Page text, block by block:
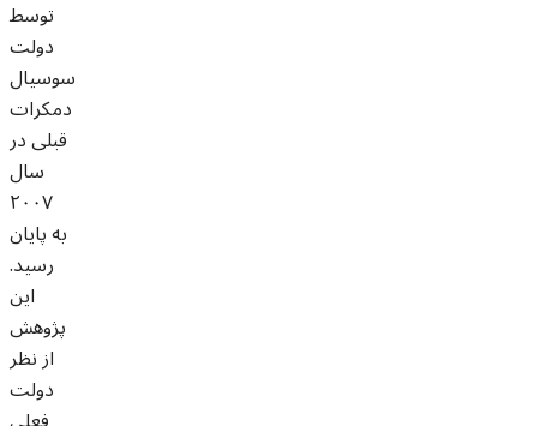
توسط
دولت
سوسیال
دمکرات
قبلی در
سال
۲۰۰۷
به پایان
رسید.
این
پژوهش
از نظر
دولت